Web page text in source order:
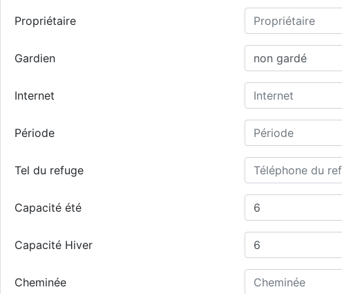
Propriétaire
Gardien
Internet
Période
Tel du refuge
Capacité été
Capacité Hiver
Cheminée